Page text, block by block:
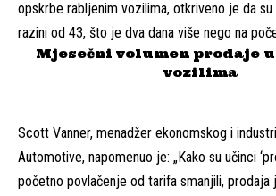
opskrbe rabljenim vozilima, otkriveno je da
razini od 43, što je dva dana više nego na
Mjesečni volumen prodaje
vozilima
Scott Vanner, menadžer ekonomskog i
Automotive, napomenuo je: „Kako su učinci
početno povlačenje od tarifa smanjili, prodaja